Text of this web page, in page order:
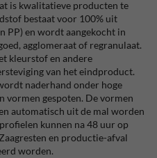
is kwalitatieve producten te
bestaat voor 100% uit
PP) en wordt aangekocht in
agglomeraat of regranulaat.
kleurstof en andere
van het eindproduct.
naderhand onder hoge
vormen gespoten. De vormen
automatisch uit de mal worden
kunnen na 48 uur op
en productie-afval
worden.